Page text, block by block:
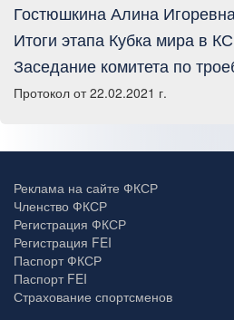
Гостюшкина Алина Игоревна
Итоги этапа Кубка мира в
Заседание комитета по
Протокол от 22.02.2021 г.
Реклама на сайте ФКСР
Членство ФКСР
Регистрация ФКСР
Регистрация FEI
Паспорт ФКСР
Паспорт FEI
Страхование спортсменов